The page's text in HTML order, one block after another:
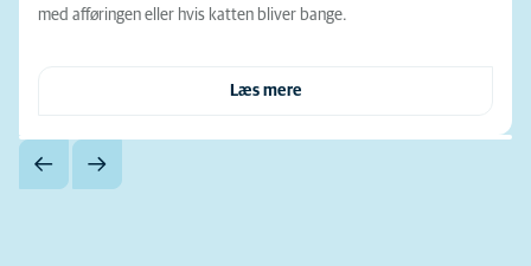
med afføringen eller hvis katten bliver bange.
Læs mere